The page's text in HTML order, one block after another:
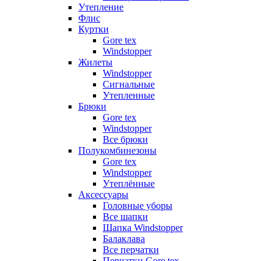
Утепление
Флис
Куртки
Gore tex
Windstopper
Жилеты
Windstopper
Сигнальные
Утепленные
Брюки
Gore tex
Windstopper
Все брюки
Полукомбинезоны
Gore tex
Windstopper
Утеплённые
Аксессуары
Головные уборы
Все шапки
Шапка Windstopper
Балаклава
Все перчатки